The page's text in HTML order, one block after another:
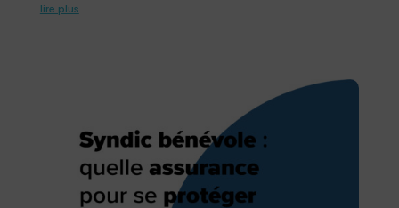
lire plus